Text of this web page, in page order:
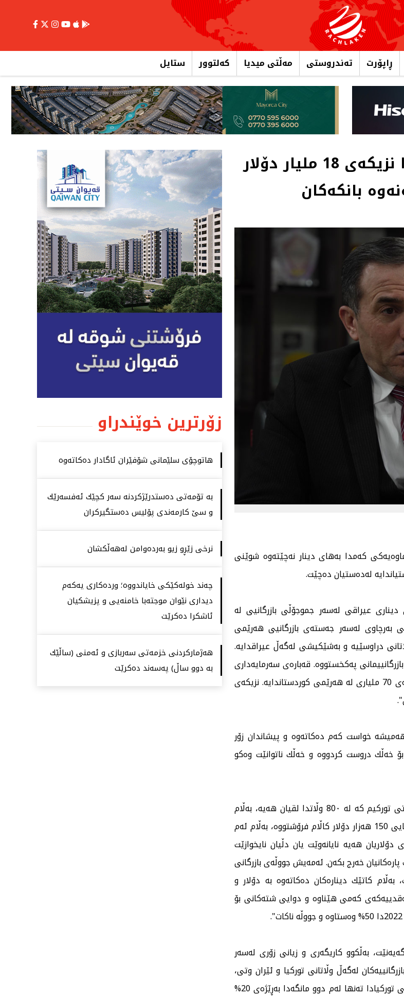
ڕاپۆرت تەندروستی مەڵتی میدیا کەلتوور ستایل
مەلا یاسین: لە هەرێمی كوردستاندا نزیكەی 18 ملیار دۆلار
بانكەكان
كەمدا بەهای دینار نەچێتەوە شوێنی
لەدەستیان دەچێت.
عیراقی لەسەر جموجۆڵی بازرگانیی لە
بەرچاوی لەسەر جەستەی بازرگانیی هەرێمی
دراوسێیە و بەشێكیشی لەگەڵ عیراقدایە.
بەهای دیناری عیراقی 25-30% جموجۆڵی بازرگانییمانی پەكخستووە. قەبارەی سەرمایەداری
لە سەرانسەری عیراقدا نزیكەی 200 ملیار دۆلارە. لەو قەبارەیەیش نزیكەی 70 ملیاری لە هەرێمی كوردستاندایە. نزیكەی
خواست كەم دەكاتەوە و پیشاندان زۆر
خەڵك دروست كردووە و خەڵك ناتوانێت وەكو
مەلا یاسین دەڵێت: "من ئێستا وەكیلی كۆمپانیایەكی گەورەی مۆبیلیاتی توركیم كە لە 80٠ وڵاتدا لقیان هەیە، بەڵام
فرۆشتنی من لە مانگی پێشوودا بەڕێژەی 70% دابەزیوە. مانگ هەبووە بایی 150 هەزار دۆلار كاڵام فرۆشتووە، بەڵام ئەم
دۆلاریان هەیە نایانەوێت یان دڵیان نایخوازێت
پارەكانیان خەرج بكەن. ئەمەیش جووڵەی بازرگانی
كاتێك دینارەكان دەكاتەوە بە دۆلار و
شتومەكی لێ دەكڕێت دەبینێت 20% پارە نەقدییەكەی كەمی هێناوە و دوایی شتەكانی بۆ
بەڵكوو كاریگەری و زیانی زۆری لەسەر
لەگەڵ وڵاتانی توركیا و ئێران وتی،
"كاریگەریی دراو وایكردووە ئاڵوگۆڕ و جموجۆڵی بازرگانییمان لەگەڵ وڵاتی توركیادا تەنها لەم دوو مانگەدا بەڕێژەی 20%
زۆرترین خوێندراو
هاتوچۆی سلێمانی شۆفێران ئاگادار دەكاتەوە
بە تۆمەتی دەستدرێژكردنە سەر كچێك ئەفسەرێك
و سێ كارمەندی پۆلیس دەستگیركران
نرخی زێڕو زیو بەردەوامن لەهەڵكشان
چەند خولەكێكی خایاندووە؛ وردەكاری یەكەم
دیداری نێوان موجتەبا خامنەیی و پزیشكیان
ئاشكرا دەكرێت
هەژماركردنی خزمەتی سەربازی و ئەمنی (ساڵێك
بە دوو ساڵ) پەسەند دەكرێت